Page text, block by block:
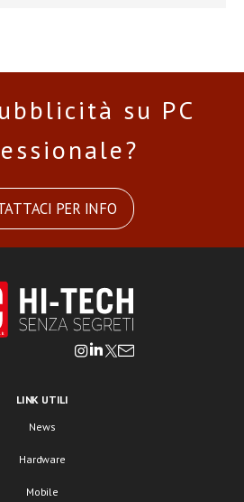
su PC
PER INFO
LINK UTILI
News
Hardware
Mobile